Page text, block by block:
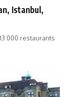
Istanbul,
000 restaurants